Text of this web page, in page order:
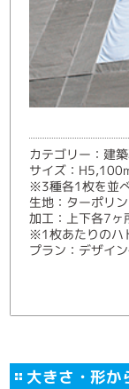
カテゴリー：建
サイズ：
※3種各1枚を並
生地：ターポリン
加工：上下各7ヶ
※1枚あたりのハ
プラン：デザイ
大きさ・形か